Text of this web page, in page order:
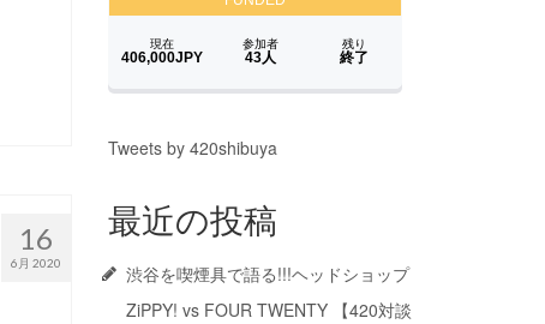
16
6月 2020
Tweets by 420shibuya
最近の投稿
渋谷を喫煙具で語る!!!ヘッドショップ
ZiPPY! vs FOUR TWENTY 【420対談